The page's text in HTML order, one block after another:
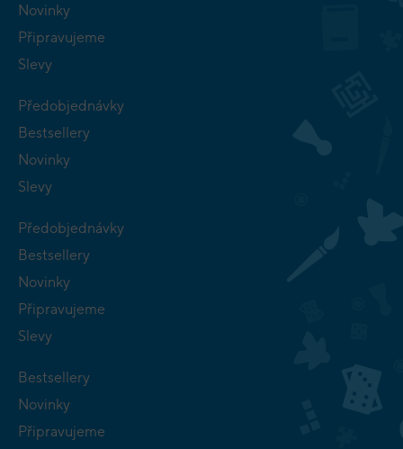
Novinky
Připravujeme
Slevy
Předobjednávky
Bestsellery
Novinky
Slevy
Předobjednávky
Bestsellery
Novinky
Připravujeme
Slevy
Bestsellery
Novinky
Připravujeme